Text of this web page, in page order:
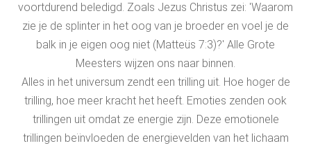
voortdurend beledigd. Zoals Jezus Christus zei: 'Waarom
zie je de splinter in het oog van je broeder en voel je de
balk in je eigen oog niet (Matteüs 7:3)?' Alle Grote
Meesters wijzen ons naar binnen.
Alles in het universum zendt een trilling uit. Hoe hoger de
trilling, hoe meer kracht het heeft. Emoties zenden ook
trillingen uit omdat ze energie zijn. Deze emotionele
trillingen beïnvloeden de energievelden van het lichaam